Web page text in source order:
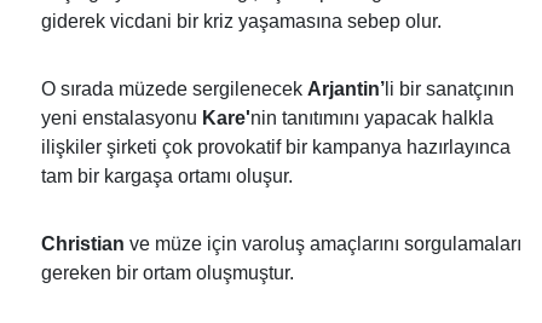
giderek vicdani bir kriz yaşamasına sebep olur.
O sırada müzede sergilenecek Arjantin’li bir sanatçının
yeni enstalasyonu Kare'nin tanıtımını yapacak halkla
ilişkiler şirketi çok provokatif bir kampanya hazırlayınca
tam bir kargaşa ortamı oluşur.
Christian ve müze için varoluş amaçlarını sorgulamaları
gereken bir ortam oluşmuştur.